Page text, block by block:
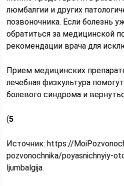
люмбалгии и других
позвоночника. Если болезнь
обратиться за медицинской
рекомендации врача для
Прием медицинских
лечебная физкультура
болевого синдрома и
(5
Источник:https://
pozvonochnika/poyasnichnyiy-
ljumbalgija